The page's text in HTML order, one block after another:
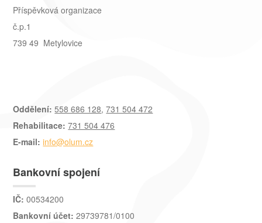
Příspěvková organizace
č.p.1
739 49 Metylovice
Oddělení: 558 686 128,731 504 472
Rehabilitace: 731 504 476
E-mail: info@olum.cz
Bankovní spojení
IČ: 00534200
Bankovní účet: 29739781/0100